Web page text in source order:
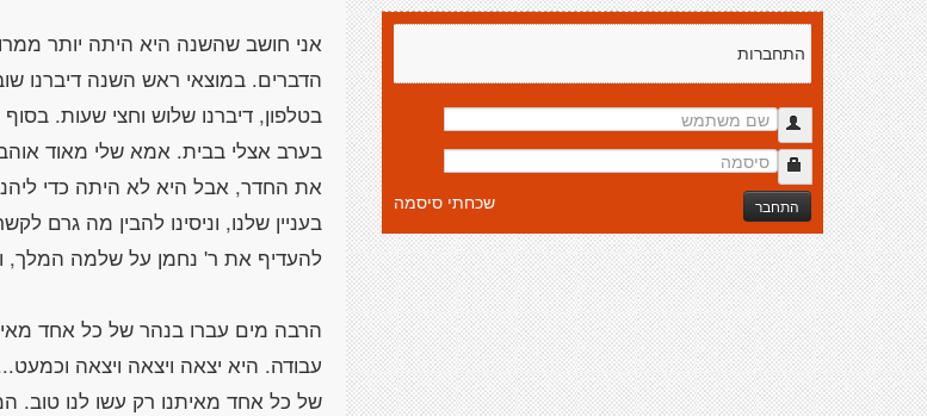
אני חושב שהשנה היא היתה יותר
הדברים. במוצאי ראש השנה דיברנו
בטלפון, דיברנו שלוש וחצי שעות. בסוף
בערב אצלי בבית. אמא שלי מאוד
את החדר, אבל היא לא היתה כדי
בעניין שלנו, וניסינו להבין מה גרם
הרבה מים עברו בנהר של כל אחד
עבודה. היא יצאה ויצאה ויצאה
של כל אחד מאיתנו רק עשו לנו טוב.
התחברות
התחבר שכחתי סיסמה